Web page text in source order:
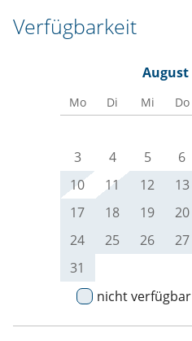
Verfügbarkeit
August
Mo Di Mi Do
3
4 5 6
10
11 12 13
17
18 19 20
24
25 26 27
31
nicht verfügbar